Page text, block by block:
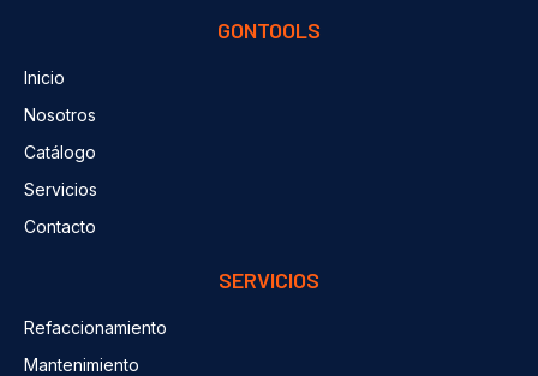
GONTOOLS
Inicio
Nosotros
Catálogo
Servicios
Contacto
SERVICIOS
Refaccionamiento
Mantenimiento